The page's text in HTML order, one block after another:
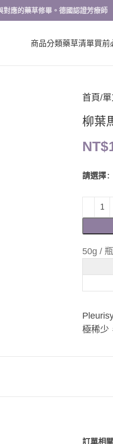
應的藥草修畢。德國認證芳療師
商品分類藥草清單買前
首頁
柳葉
NT$
請選擇
50g /
極稀少
訂單相關